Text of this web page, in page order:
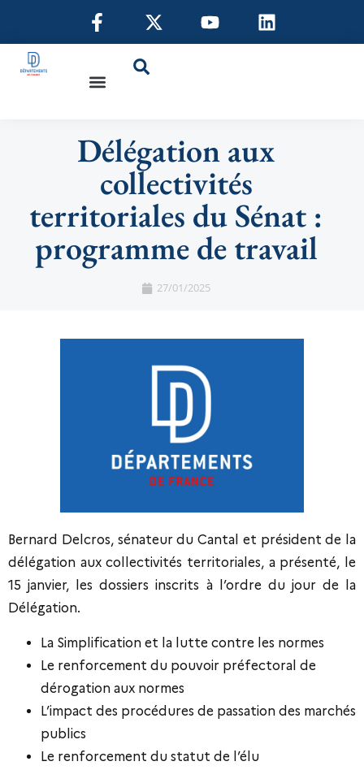
Délégation aux
collectivités
territoriales du Sénat :
programme de travail
27/01/2025
Bernard Delcros, sénateur du Cantal et président de la
délégation aux collectivités territoriales, a présenté, le
15 janvier, les dossiers inscrits à l’ordre du jour de la
Délégation.
La Simplification et la lutte contre les normes
Le renforcement du pouvoir préfectoral de
dérogation aux normes
L’impact des procédures de passation des marchés
publics
Le renforcement du statut de l’élu